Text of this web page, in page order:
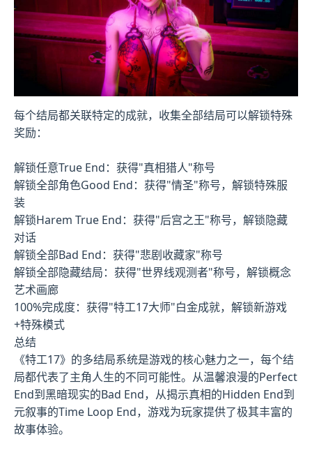
每个结局都关联特定的成就，收集全部结局可以解锁特殊
奖励：
解锁任意True End：获得"真相猎人"称号
解锁全部角色Good End：获得"情圣"称号，解锁特殊服
装
解锁Harem True End：获得"后宫之王"称号，解锁隐藏
对话
解锁全部Bad End：获得"悲剧收藏家"称号
解锁全部隐藏结局：获得"世界线观测者"称号，解锁概念
艺术画廊
100%完成度：获得"特工17大师"白金成就，解锁新游戏
+特殊模式
总结
《特工17》的多结局系统是游戏的核心魅力之一，每个结
局都代表了主角人生的不同可能性。从温馨浪漫的Perfect
End到黑暗现实的Bad End，从揭示真相的Hidden End到
元叙事的Time Loop End，游戏为玩家提供了极其丰富的
故事体验。